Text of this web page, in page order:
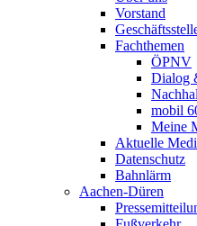
Vorstand
Fachthemen
ÖPNV
Dialog
mobil
Meine
Aktuelle
Datenschutz
Bahnlärm
Aachen-Düren